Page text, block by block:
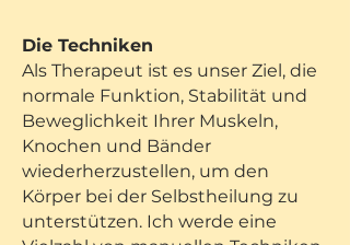
Die Techniken
Als Therapeut ist es unser Ziel, die
normale Funktion, Stabilität und
Beweglichkeit Ihrer Muskeln,
Knochen und Bänder
wiederherzustellen, um den
Körper bei der Selbstheilung zu
unterstützen. Ich werde eine